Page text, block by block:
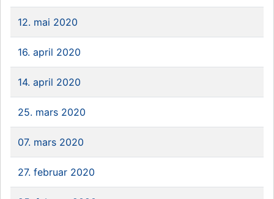
12. mai 2020
16. april 2020
14. april 2020
25. mars 2020
07. mars 2020
27. februar 2020